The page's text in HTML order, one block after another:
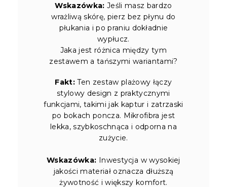
Wskazówka: Jeśli masz bardzo
wrażliwą skórę, pierz bez płynu do
płukania i po praniu dokładnie
wypłucz.
Jaka jest różnica między tym
zestawem a tańszymi wariantami?
Fakt: Ten zestaw plażowy łączy
stylowy design z praktycznymi
funkcjami, takimi jak kaptur i zatrzaski
po bokach poncza. Mikrofibra jest
lekka, szybkoschnąca i odporna na
zużycie.
Wskazówka: Inwestycja w wysokiej
jakości materiał oznacza dłuższą
żywotność i większy komfort.